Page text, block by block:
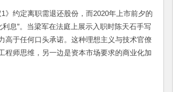
》约定离职需退还股份，而2020年上市前夕的
息”。当梁军在法庭上展示入职时陈天石手写
高于任何口头承诺。这种理想主义与技术官僚
程师思维，另一边是资本市场要求的商业化加